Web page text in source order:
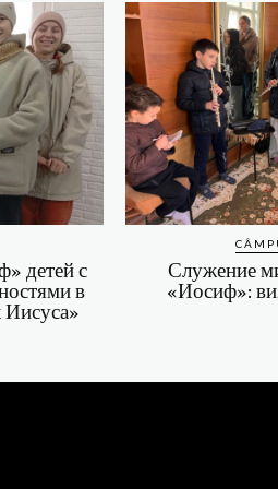
детей с
в
Иисуса»
Служение
«Иосиф»: